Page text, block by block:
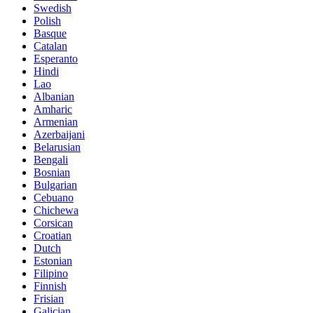
Swedish
Polish
Basque
Catalan
Esperanto
Hindi
Lao
Albanian
Amharic
Armenian
Azerbaijani
Belarusian
Bengali
Bosnian
Bulgarian
Cebuano
Chichewa
Corsican
Croatian
Dutch
Estonian
Filipino
Finnish
Frisian